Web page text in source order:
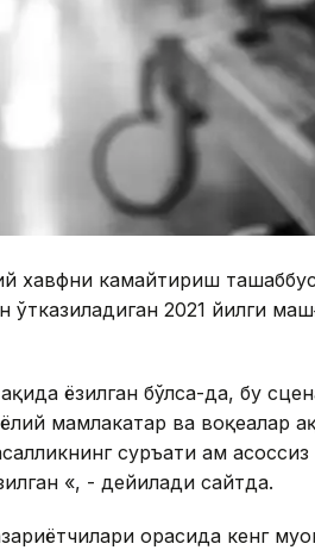
хавфни камайтириш
2021 йилги
ёзилган бўлса-да, бу
мамлакатар ва воқеалар
суръати ҳам
«, - дейилади сайтда.
орасида кенг